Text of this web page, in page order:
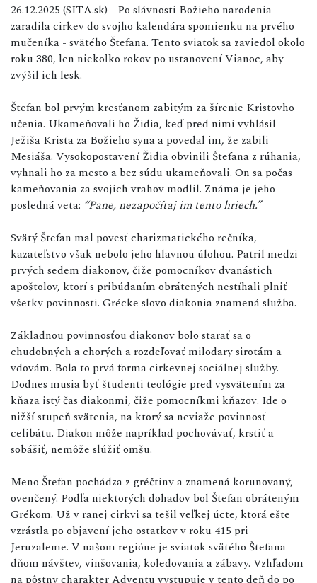
26.12.2025 (SITA.sk) - Po slávnosti Božieho narodenia
zaradila cirkev do svojho kalendára spomienku na prvého
mučeníka - svätého Štefana. Tento sviatok sa zaviedol okolo
roku 380, len niekoľko rokov po ustanovení Vianoc, aby
zvýšil ich lesk.
Štefan bol prvým kresťanom zabitým za šírenie Kristovho
učenia. Ukameňovali ho Židia, keď pred nimi vyhlásil
Ježiša Krista za Božieho syna a povedal im, že zabili
Mesiáša. Vysokopostavení Židia obvinili Štefana z rúhania,
vyhnali ho za mesto a bez súdu ukameňovali. On sa počas
kameňovania za svojich vrahov modlil. Známa je jeho
posledná veta: “Pane, nezapočítaj im tento hriech.”
Svätý Štefan mal povesť charizmatického rečníka,
kazateľstvo však nebolo jeho hlavnou úlohou. Patril medzi
prvých sedem diakonov, čiže pomocníkov dvanástich
apoštolov, ktorí s pribúdaním obrátených nestíhali plniť
všetky povinnosti. Grécke slovo diakonia znamená služba.
Základnou povinnosťou diakonov bolo starať sa o
chudobných a chorých a rozdeľovať milodary sirotám a
vdovám. Bola to prvá forma cirkevnej sociálnej služby.
Dodnes musia byť študenti teológie pred vysvätením za
kňaza istý čas diakonmi, čiže pomocníkmi kňazov. Ide o
nižší stupeň svätenia, na ktorý sa neviaže povinnosť
celibátu. Diakon môže napríklad pochovávať, krstiť a
sobášiť, nemôže slúžiť omšu.
Meno Štefan pochádza z gréčtiny a znamená korunovaný,
ovenčený. Podľa niektorých dohadov bol Štefan obráteným
Grékom. Už v ranej cirkvi sa tešil veľkej úcte, ktorá ešte
vzrástla po objavení jeho ostatkov v roku 415 pri
Jeruzaleme. V našom regióne je sviatok svätého Štefana
dňom návštev, vinšovania, koledovania a zábavy. Vzhľadom
na pôstny charakter Adventu vystupuje v tento deň do po